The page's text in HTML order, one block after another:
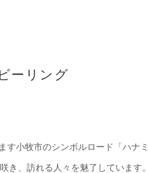
ーリング
す小牧市のシンボルロード「ハナ
き、訪れる人々を魅了しています。